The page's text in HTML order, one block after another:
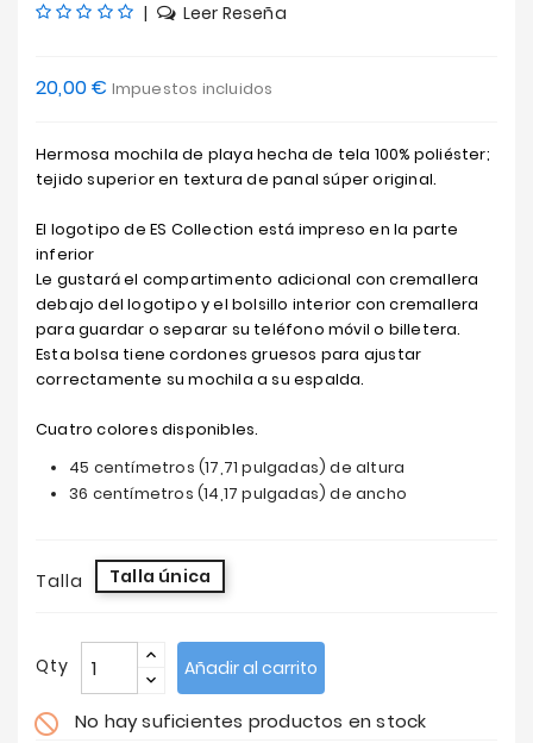
| Leer Reseña
20,00 € Impuestos incluidos
Hermosa mochila de playa hecha de tela 100% poliéster;
tejido superior en textura de panal súper original.
El logotipo de ES Collection está impreso en la parte
inferior
Le gustará el compartimento adicional con cremallera
debajo del logotipo y el bolsillo interior con cremallera
para guardar o separar su teléfono móvil o billetera.
Esta bolsa tiene cordones gruesos para ajustar
correctamente su mochila a su espalda.
Cuatro colores disponibles.
45 centímetros (17,71 pulgadas) de altura
36 centímetros (14,17 pulgadas) de ancho
Talla Talla única
Qty Añadir al carrito
do_not_disturb No hay suficientes productos en stock